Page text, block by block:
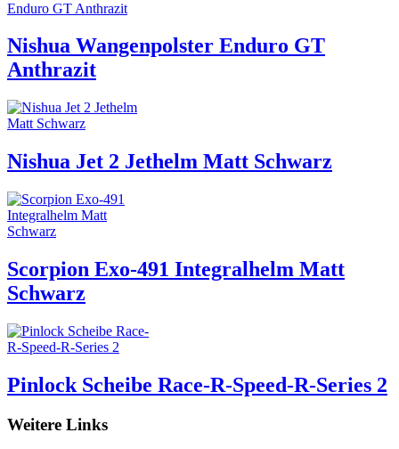
Nishua Wangenpolster Enduro GT
Anthrazit
Nishua Jet 2 Jethelm Matt Schwarz
Scorpion Exo-491 Integralhelm Matt
Schwarz
Pinlock Scheibe Race-R-Speed-R-Series 2
Weitere Links